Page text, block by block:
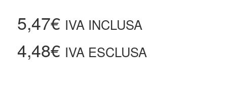
5,47€ IVA INCLUSA
4,48€ IVA ESCLUSA